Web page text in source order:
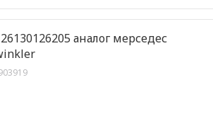
аналог мерседес